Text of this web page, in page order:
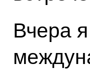
Вчера